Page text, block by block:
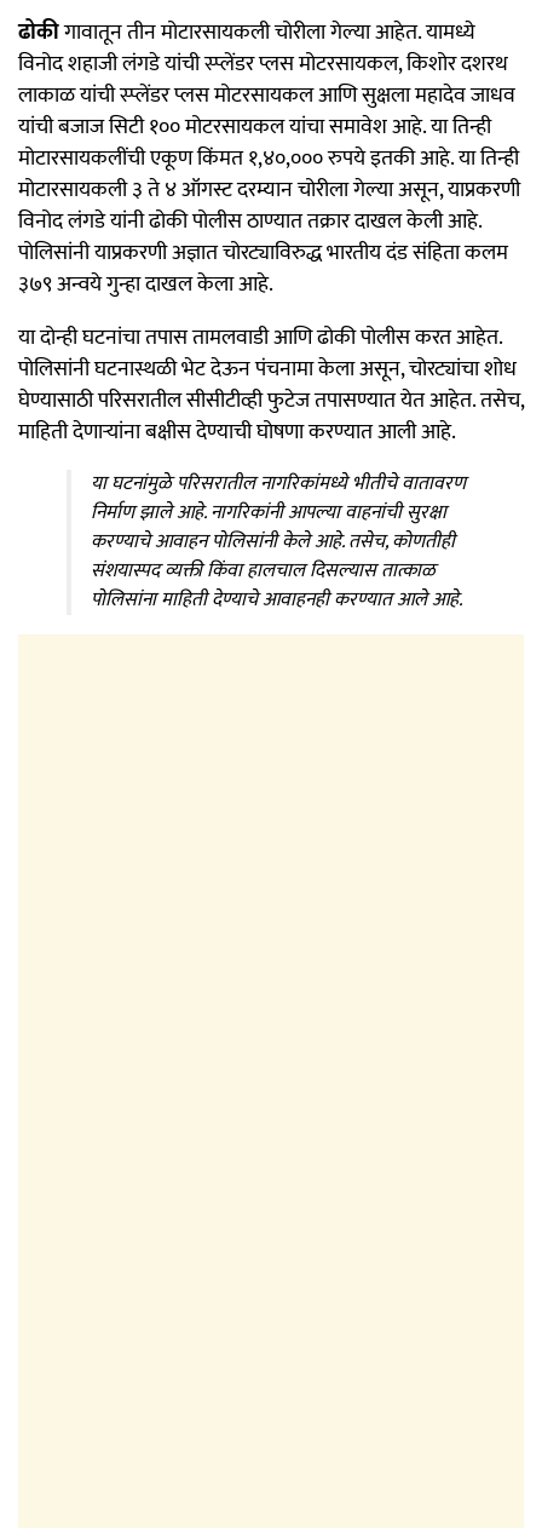
ढोकीगावातून तीन मोटारसायकली चोरीला गेल्या आहेत. यामध्ये
विनोद शहाजी लंगडे यांची स्प्लेंडर प्लस मोटरसायकल, किशोर दशरथ
लाकाळ यांची स्प्लेंडर प्लस मोटरसायकल आणि सुक्षला महादेव जाधव
यांची बजाज सिटी १०० मोटरसायकल यांचा समावेश आहे. या तिन्ही
मोटारसायकलींची एकूण किंमत १,४०,००० रुपये इतकी आहे. या तिन्ही
मोटारसायकली ३ ते ४ ऑगस्ट दरम्यान चोरीला गेल्या असून, याप्रकरणी
विनोद लंगडे यांनी ढोकी पोलीस ठाण्यात तक्रार दाखल केली आहे.
पोलिसांनी याप्रकरणी अज्ञात चोरट्याविरुद्ध भारतीय दंड संहिता कलम
३७९ अन्वये गुन्हा दाखल केला आहे.
या दोन्ही घटनांचा तपास तामलवाडी आणि ढोकी पोलीस करत आहेत.
पोलिसांनी घटनास्थळी भेट देऊन पंचनामा केला असून, चोरट्यांचा शोध
घेण्यासाठी परिसरातील सीसीटीव्ही फुटेज तपासण्यात येत आहेत. तसेच,
माहिती देणाऱ्यांना बक्षीस देण्याची घोषणा करण्यात आली आहे.
या घटनांमुळे परिसरातील नागरिकांमध्ये भीतीचे वातावरण
निर्माण झाले आहे. नागरिकांनी आपल्या वाहनांची सुरक्षा
करण्याचे आवाहन पोलिसांनी केले आहे. तसेच, कोणतीही
संशयास्पद व्यक्ती किंवा हालचाल दिसल्यास तात्काळ
पोलिसांना माहिती देण्याचे आवाहनही करण्यात आले आहे.